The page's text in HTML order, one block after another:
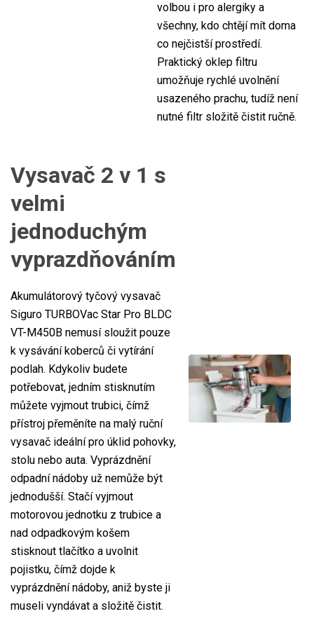
volbou i pro alergiky a
všechny, kdo chtějí mít doma
co nejčistší prostředí.
Praktický oklep filtru
umožňuje rychlé uvolnění
usazeného prachu, tudíž není
nutné filtr složitě čistit ručně.
Vysavač 2 v 1 s
velmi
jednoduchým
vyprazdňováním
Akumulátorový tyčový vysavač
Siguro TURBOVac Star Pro BLDC
VT-M450B nemusí sloužit pouze
k vysávání koberců či vytírání
podlah. Kdykoliv budete
potřebovat, jedním stisknutím
můžete vyjmout trubici, čímž
přístroj přeměníte na malý ruční
vysavač ideální pro úklid pohovky,
stolu nebo auta. Vyprázdnění
odpadní nádoby už nemůže být
jednodušší. Stačí vyjmout
motorovou jednotku z trubice a
nad odpadkovým košem
stisknout tlačítko a uvolnit
pojistku, čímž dojde k
vyprázdnění nádoby, aniž byste ji
museli vyndávat a složitě čistit.